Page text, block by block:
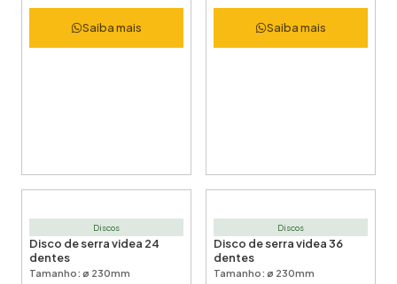
Saiba mais Saiba mais
Discos
Disco de serra videa 24
dentes
Tamanho: ø 230mm
Discos
Disco de serra videa 36
dentes
Tamanho: ø 230mm